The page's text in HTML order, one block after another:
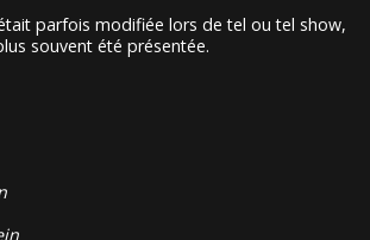
parfois modifiée lors de tel ou tel show,
souvent été présentée.